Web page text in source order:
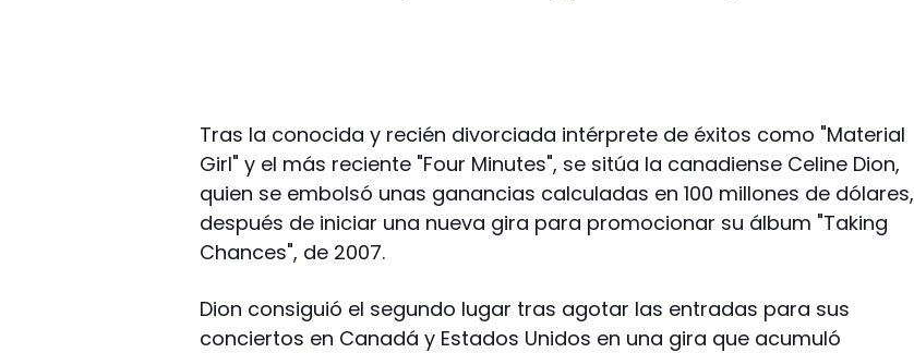
Tras la conocida y recién divorciada intérprete de éxitos como "Material
Girl" y el más reciente "Four Minutes", se sitúa la canadiense Celine Dion,
quien se embolsó unas ganancias calculadas en 100 millones de dólares,
después de iniciar una nueva gira para promocionar su álbum "Taking
Chances", de 2007.
Dion consiguió el segundo lugar tras agotar las entradas para sus
conciertos en Canadá y Estados Unidos en una gira que acumuló